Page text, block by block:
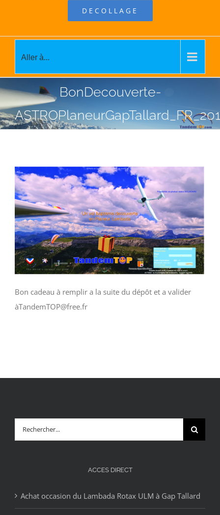
DECOLLAGE
Aller à...
BonDecouverte-
Bon cadeau à remplir a la suite du dépôt et a valider
àTandemTOP@free.fr
Rechercher:
ACCES DIRECT
Achat occasion du Lambada Rotax ULM à Gap Tallard